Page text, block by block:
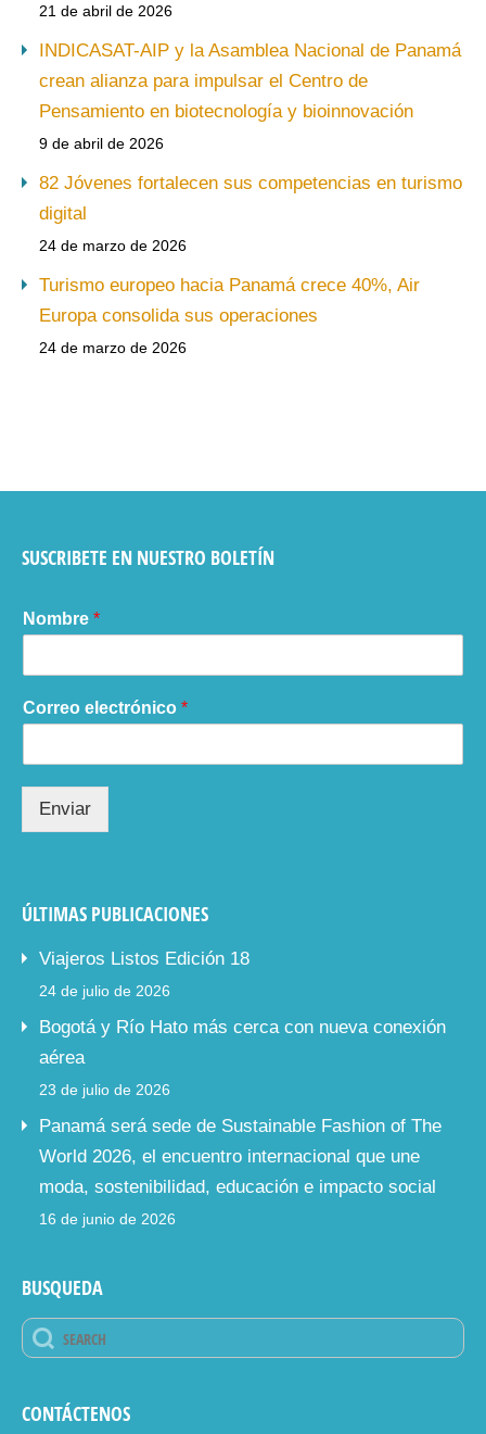
21 de abril de 2026
INDICASAT-AIP y la Asamblea Nacional de Panamá
crean alianza para impulsar el Centro de
Pensamiento en biotecnología y bioinnovación
9 de abril de 2026
82 Jóvenes fortalecen sus competencias en turismo
digital
24 de marzo de 2026
Turismo europeo hacia Panamá crece 40%, Air
Europa consolida sus operaciones
24 de marzo de 2026
SUSCRIBETE EN NUESTRO BOLETÍN
Nombre *
Correo electrónico *
Enviar
ÚLTIMAS PUBLICACIONES
Viajeros Listos Edición 18
24 de julio de 2026
Bogotá y Río Hato más cerca con nueva conexión
aérea
23 de julio de 2026
Panamá será sede de Sustainable Fashion of The
World 2026, el encuentro internacional que une
moda, sostenibilidad, educación e impacto social
16 de junio de 2026
BUSQUEDA
CONTÁCTENOS